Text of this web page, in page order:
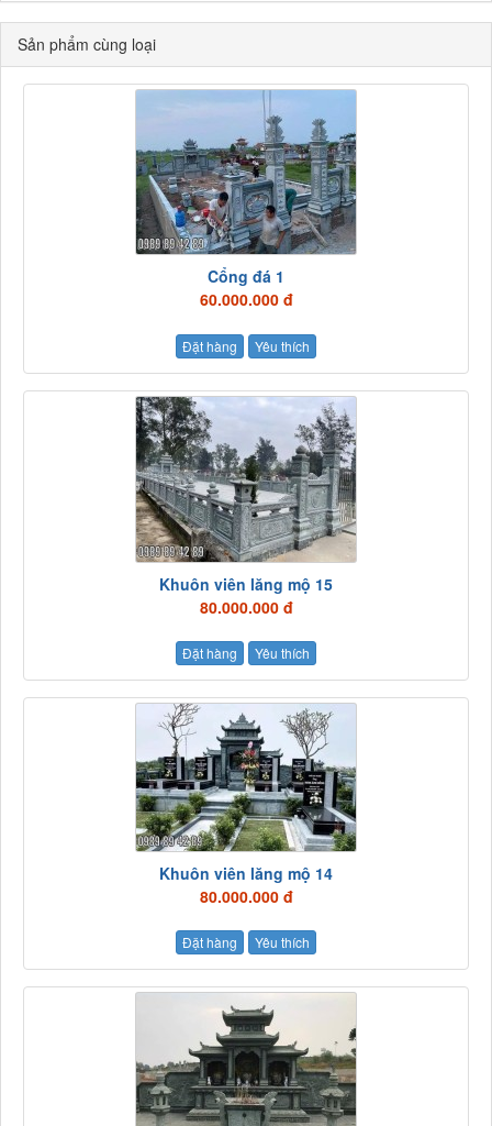
Sản phẩm cùng loại
Cổng đá 1
60.000.000 đ
Đặt hàng Yêu thích
Khuôn viên lăng mộ 15
80.000.000 đ
Đặt hàng Yêu thích
Khuôn viên lăng mộ 14
80.000.000 đ
Đặt hàng Yêu thích